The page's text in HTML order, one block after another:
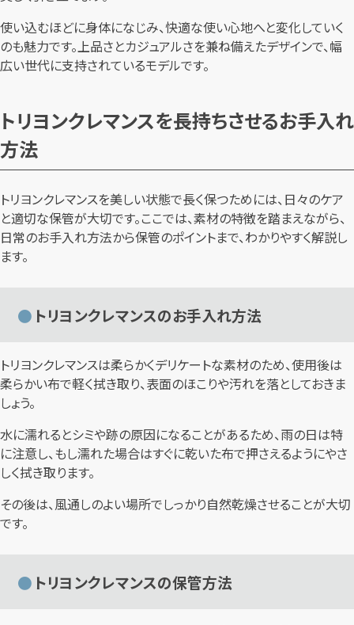
使い込むほどに身体になじみ、快適な使い心地へと変化していく
のも魅力です。上品さとカジュアルさを兼ね備えたデザインで、幅
広い世代に支持されているモデルです。
トリヨンクレマンスを長持ちさせるお手入れ
方法
トリヨンクレマンスを美しい状態で長く保つためには、日々のケア
と適切な保管が大切です。ここでは、素材の特徴を踏まえながら、
日常のお手入れ方法から保管のポイントまで、わかりやすく解説し
ます。
トリヨンクレマンスのお手入れ方法
トリヨンクレマンスは柔らかくデリケートな素材のため、使用後は
柔らかい布で軽く拭き取り、表面のほこりや汚れを落としておきま
しょう。
水に濡れるとシミや跡の原因になることがあるため、雨の日は特
に注意し、もし濡れた場合はすぐに乾いた布で押さえるようにやさ
しく拭き取ります。
その後は、風通しのよい場所でしっかり自然乾燥させることが大切
です。
トリヨンクレマンスの保管方法